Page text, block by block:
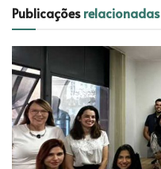
Publicaçõesrelacionadas